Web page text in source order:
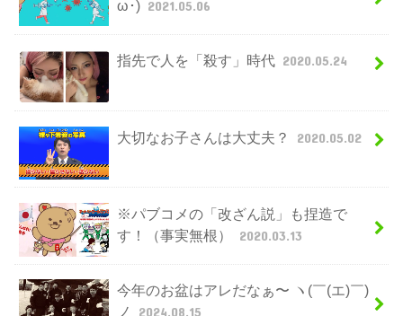
ω･) 2021.05.06
指先で人を「殺す」時代 2020.05.24
大切なお子さんは大丈夫？ 2020.05.02
※パブコメの「改ざん説」も捏造で
す！（事実無根）
2020.03.13
今年のお盆はアレだなぁ〜 ヽ(￣(エ)￣)
ノ
2024.08.15